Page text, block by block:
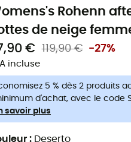
Rohenn
de neige
€
119,90 € -27%
incluse
5 % dès 2 produits
d'achat, avec le code
savoir plus
: Deserto